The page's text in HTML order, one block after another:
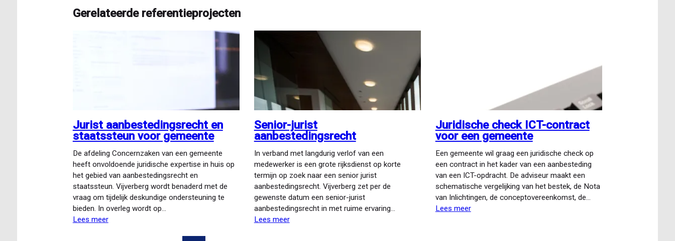
Gerelateerde referentieprojecten
Jurist aanbestedingsrecht en
staatssteun voor gemeente
De afdeling Concernzaken van een gemeente
heeft onvoldoende juridische expertise in huis op
het gebied van aanbestedingsrecht en
staatssteun. Vijverberg wordt benaderd met de
vraag om tijdelijk deskundige ondersteuning te
bieden. In overleg wordt op…
Lees meerover
Senior-jurist
aanbestedingsrecht
In verband met langdurig verlof van een
medewerker is een grote rijksdienst op korte
termijn op zoek naar een senior jurist
aanbestedingsrecht. Vijverberg zet per de
gewenste datum een senior-jurist
aanbestedingsrecht in met ruime ervaring…
Lees meerover
Juridische check ICT-contract
voor een gemeente
Een gemeente wil graag een juridische check op
een contract in het kader van een aanbesteding
van een ICT-opdracht. De adviseur maakt een
schematische vergelijking van het bestek, de Nota
van Inlichtingen, de conceptovereenkomst, de…
Lees meerover